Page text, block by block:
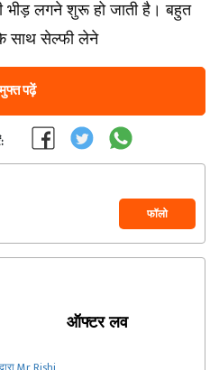
भीड़ लगने शुरू हो जाती है। बहुत
साथ सेल्फी लेने
पढ़ें
फॉलो
ऑफ्टर लव